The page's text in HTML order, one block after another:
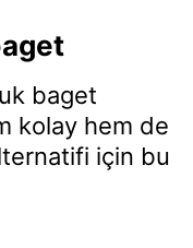
baget
kolay hem de
için bu